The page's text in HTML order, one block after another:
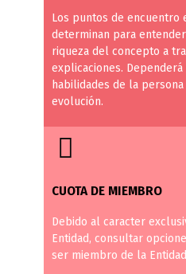
Los puntos de encuentro
determinan para
riqueza del concepto a
explicaciones.
habilidades de la
evolución.
CUOTA DE MIEMBRO
Debido al caracter
Entidad, consultar
ser miembro de la